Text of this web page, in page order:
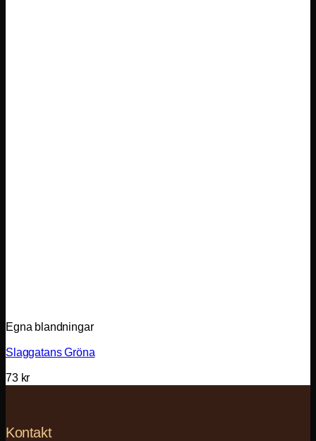
Egna blandningar
Slaggatans Gröna
73 kr
Kontakt